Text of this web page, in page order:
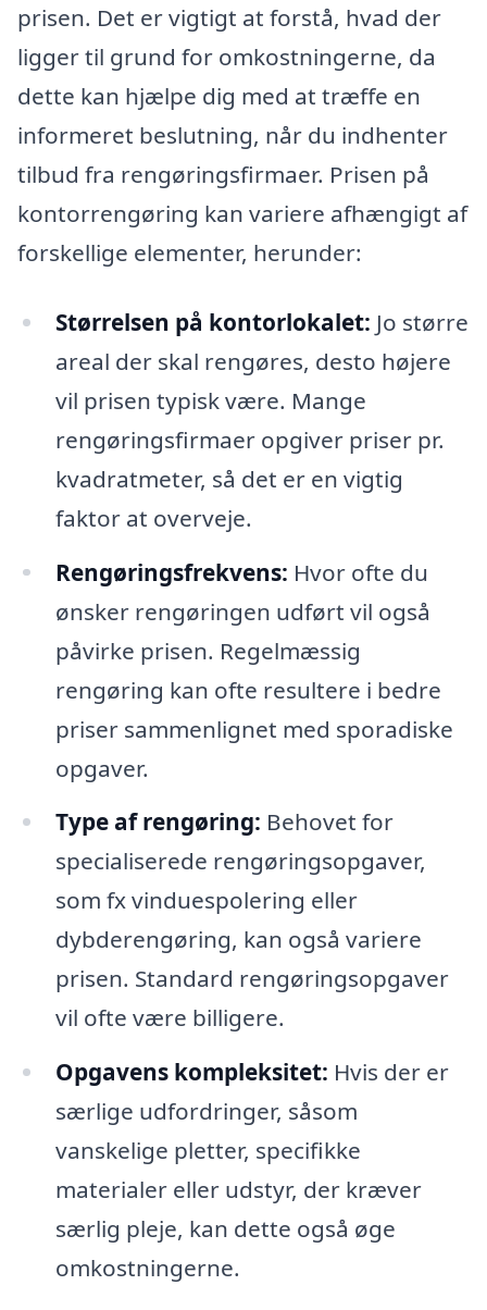
prisen. Det er vigtigt at forstå, hvad der
ligger til grund for omkostningerne, da
dette kan hjælpe dig med at træffe en
informeret beslutning, når du indhenter
tilbud fra rengøringsfirmaer. Prisen på
kontorrengøring kan variere afhængigt af
forskellige elementer, herunder:
Størrelsen på kontorlokalet: Jo større
areal der skal rengøres, desto højere
vil prisen typisk være. Mange
rengøringsfirmaer opgiver priser pr.
kvadratmeter, så det er en vigtig
faktor at overveje.
Rengøringsfrekvens: Hvor ofte du
ønsker rengøringen udført vil også
påvirke prisen. Regelmæssig
rengøring kan ofte resultere i bedre
priser sammenlignet med sporadiske
opgaver.
Type af rengøring: Behovet for
specialiserede rengøringsopgaver,
som fx vinduespolering eller
dybderengøring, kan også variere
prisen. Standard rengøringsopgaver
vil ofte være billigere.
Opgavens kompleksitet: Hvis der er
særlige udfordringer, såsom
vanskelige pletter, specifikke
materialer eller udstyr, der kræver
særlig pleje, kan dette også øge
omkostningerne.